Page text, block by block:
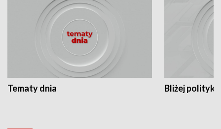
Tematy dnia Bliżej polityki